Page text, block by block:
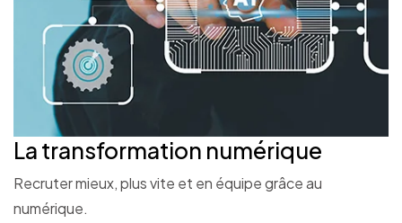
La transformation numérique
Recruter mieux, plus vite et en équipe grâce au
numérique.